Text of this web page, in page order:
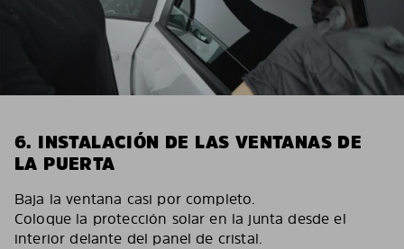
6. INSTALACIÓN DE LAS VENTANAS DE
LA PUERTA
Baja la ventana casi por completo.
Coloque la protección solar en la junta desde el
interior delante del panel de cristal.